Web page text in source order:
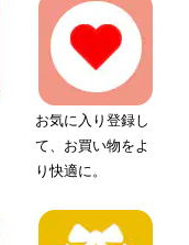
お気に入り登録し
て、お買い物をよ
り快適に。